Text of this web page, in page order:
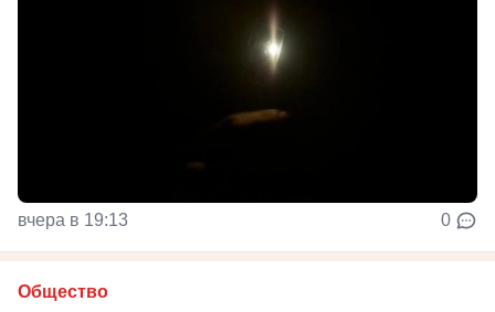
вчера в 19:13 0
Общество